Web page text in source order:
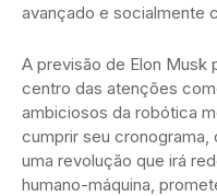
avançado e socialmente
A previsão de Elon Musk
centro das atenções
ambiciosos da robótica
cumprir seu cronograma,
uma revolução que irá
humano-máquina,